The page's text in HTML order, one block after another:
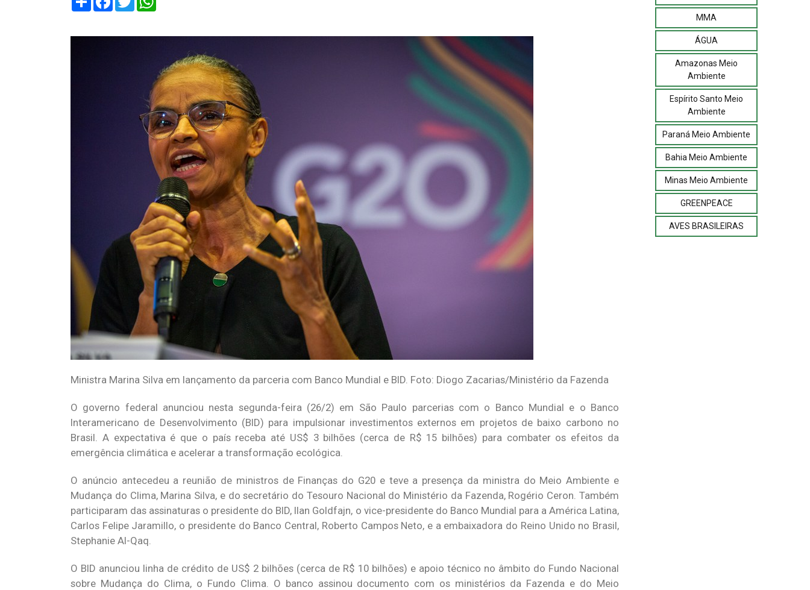
Ministra Marina Silva em lançamento da parceria com Banco Mundial e BID. Foto: Diogo Zacarias/Ministério da Fazenda
O governo federal anunciou nesta segunda-feira (26/2) em São Paulo parcerias com o Banco Mundial e o Banco
Interamericano de Desenvolvimento (BID) para impulsionar investimentos externos em projetos de baixo carbono no
Brasil. A expectativa é que o país receba até US$ 3 bilhões (cerca de R$ 15 bilhões) para combater os efeitos da
emergência climática e acelerar a transformação ecológica.
O anúncio antecedeu a reunião de ministros de Finanças do G20 e teve a presença da ministra do Meio Ambiente e
Mudança do Clima, Marina Silva, e do secretário do Tesouro Nacional do Ministério da Fazenda, Rogério Ceron. Também
participaram das assinaturas o presidente do BID, Ilan Goldfajn, o vice-presidente do Banco Mundial para a América Latina,
Carlos Felipe Jaramillo, o presidente do Banco Central, Roberto Campos Neto, e a embaixadora do Reino Unido no Brasil,
Stephanie Al-Qaq.
O BID anunciou linha de crédito de US$ 2 bilhões (cerca de R$ 10 bilhões) e apoio técnico no âmbito do Fundo Nacional
sobre Mudança do Clima, o Fundo Clima. O banco assinou documento com os ministérios da Fazenda e do Meio
MMA
ÁGUA
Amazonas Meio
Ambiente
Espírito Santo Meio
Ambiente
Paraná Meio Ambiente
Bahia Meio Ambiente
Minas Meio Ambiente
GREENPEACE
AVES BRASILEIRAS